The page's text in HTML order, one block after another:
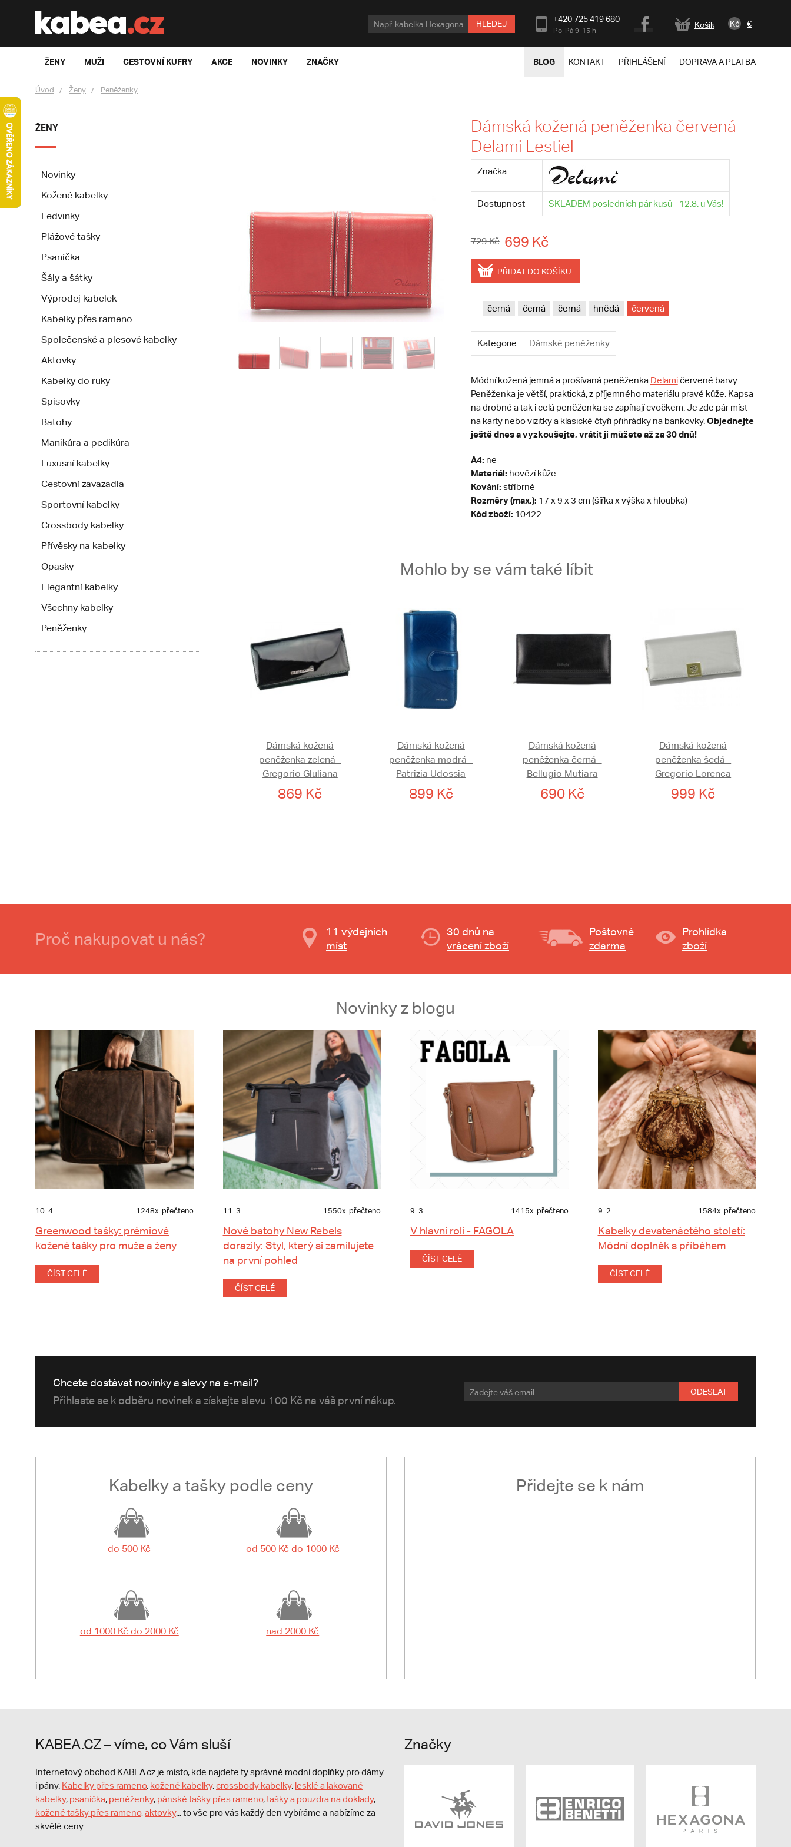
HLEDEJ +420 725 419 680
Po-Pá 9-15 h
Košík Kč €
ŽENY MUŽI CESTOVNÍ KUFRY AKCE NOVINKY ZNAČKY BLOG KONTAKT PŘIHLÁŠENÍ DOPRAVA A PLATBA
Úvod Ženy Peněženky
ŽENY
Novinky
Kožené kabelky
Ledvinky
Plážové tašky
Psaníčka
Šály a šátky
Výprodej kabelek
Kabelky přes rameno
Společenské a plesové kabelky
Aktovky
Kabelky do ruky
Spisovky
Batohy
Manikúra a pedikúra
Luxusní kabelky
Cestovní zavazadla
Sportovní kabelky
Crossbody kabelky
Přívěsky na kabelky
Opasky
Elegantní kabelky
Všechny kabelky
Peněženky
Dámská kožená peněženka červená -
Delami Lestiel
Značka
Dostupnost SKLADEM posledních pár kusů - 12.8. u Vás!
729 Kč 699 Kč
PŘIDAT DO KOŠÍKU
černá černá černá hnědá červená
Kategorie Dámské peněženky
Módní kožená jemná a prošívaná peněženka Delamičervené barvy.
Peněženka je větší, praktická, z příjemného materiálu pravé kůže. Kapsa
na drobné a tak i celá peněženka se zapínají cvočkem. Je zde pár míst
na karty nebo vizitky a klasické čtyři přihrádky na bankovky. Objednejte
ještě dnes a vyzkoušejte, vrátit ji můžete až za 30 dnů!
A4: ne
Materiál: hovězí kůže
Kování: stříbrné
Rozměry (max.): 17 x 9 x 3 cm (šířka x výška x hloubka)
Kód zboží: 10422
Mohlo by se vám také líbit
Dámská kožená
peněženka zelená -
Gregorio Gluliana
869 Kč
Dámská kožená
peněženka modrá -
Patrizia Udossia
899 Kč
Dámská kožená
peněženka černá -
Bellugio Mutiara
690 Kč
Dámská kožená
peněženka šedá -
Gregorio Lorenca
999 Kč
Proč nakupovat u nás?
11 výdejních
míst
30 dnů na
vrácení zboží
Poštovné
zdarma
Prohlídka
zboží
Novinky z blogu
10. 4. 1248x přečteno
Greenwood tašky: prémiové
kožené tašky pro muže a ženy
ČÍST CELÉ
11. 3. 1550x přečteno
Nové batohy New Rebels
dorazily: Styl, který si zamilujete
na první pohled
ČÍST CELÉ
9. 3. 1415x přečteno
V hlavní roli - FAGOLA
ČÍST CELÉ
9. 2. 1584x přečteno
Kabelky devatenáctého století:
Módní doplněk s příběhem
ČÍST CELÉ
Chcete dostávat novinky a slevy na e-mail?
Přihlaste se k odběru novinek a získejte slevu 100 Kč na váš první nákup.
ODESLAT
Kabelky a tašky podle ceny
do 500 Kč od 500 Kč do 1000 Kč
od 1000 Kč do 2000 Kč nad 2000 Kč
Přidejte se k nám
KABEA.CZ – víme, co Vám sluší
Internetový obchod KABEA.cz je místo, kde najdete ty správné modní doplňky pro dámy
i pány. Kabelky přes rameno, kožené kabelky,crossbody kabelky, lesklé a lakované
kabelky, psaníčka, peněženky, pánské tašky přes rameno,tašky a pouzdra na doklady,
kožené tašky přes rameno,aktovky... to vše pro vás každý den vybíráme a nabízíme za
skvělé ceny.
Značky